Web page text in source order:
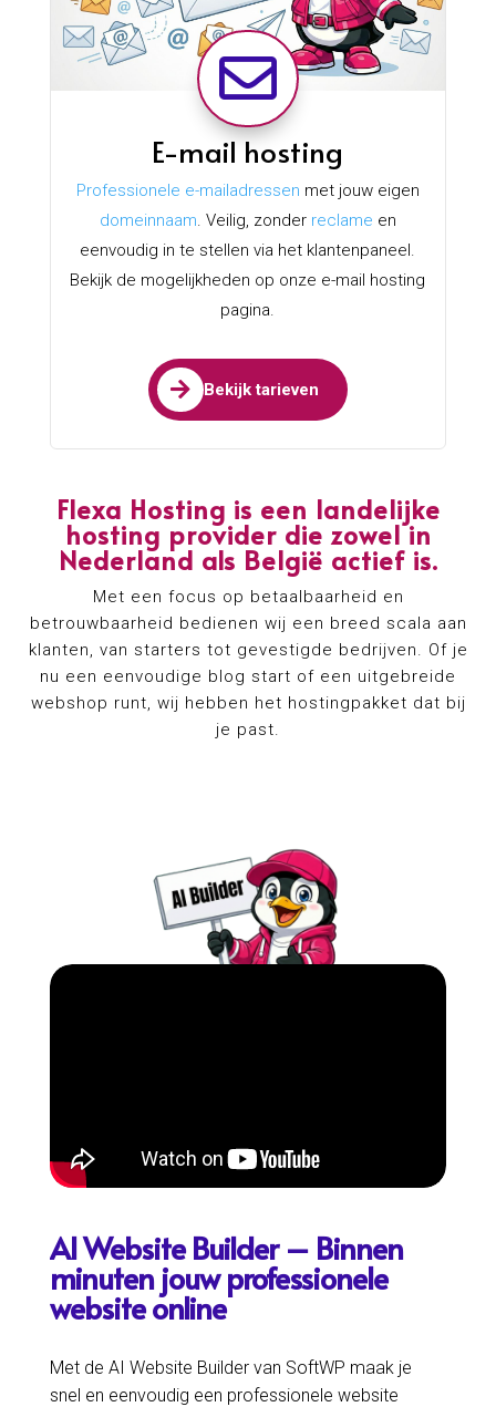

E-mail hosting
Professionele e-mailadressen met jouw eigen
domeinnaam. Veilig, zonder reclame en
eenvoudig in te stellen via het klantenpaneel.
Bekijk de mogelijkheden op onze e-mail hosting
pagina.
 Bekijk tarieven
Flexa Hosting is een landelijke
hosting provider die zowel in
Nederland als België actief is.
Met een focus op betaalbaarheid en
betrouwbaarheid bedienen wij een breed scala aan
klanten, van starters tot gevestigde bedrijven. Of je
nu een eenvoudige blog start of een uitgebreide
webshop runt, wij hebben het hostingpakket dat bij
je past.
AI Website Builder – Binnen
minuten jouw professionele
website online
Met de AI Website Builder van SoftWP maak je
snel en eenvoudig een professionele website